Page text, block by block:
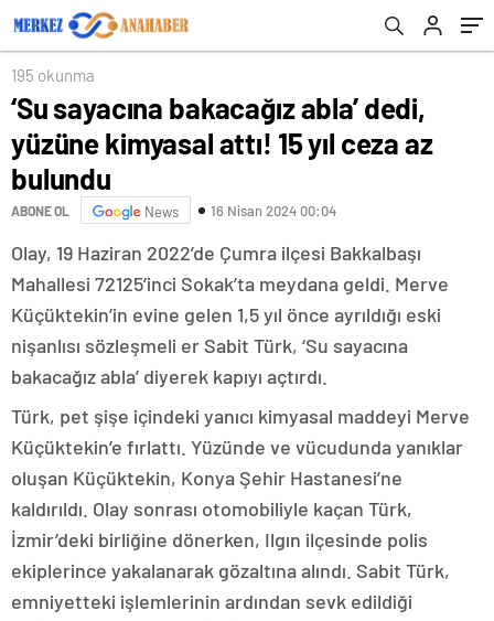
195 okunma
‘Su sayacına bakacağız abla’ dedi,
yüzüne kimyasal attı! 15 yıl ceza az
bulundu
ABONE OL News 16 Nisan 2024 00:04
Olay, 19 Haziran 2022’de Çumra ilçesi Bakkalbaşı
Mahallesi 72125’inci Sokak’ta meydana geldi. Merve
Küçüktekin’in evine gelen 1,5 yıl önce ayrıldığı eski
nişanlısı sözleşmeli er Sabit Türk, ‘Su sayacına
bakacağız abla’ diyerek kapıyı açtırdı.
Türk, pet şişe içindeki yanıcı kimyasal maddeyi Merve
Küçüktekin’e fırlattı. Yüzünde ve vücudunda yanıklar
oluşan Küçüktekin, Konya Şehir Hastanesi’ne
kaldırıldı. Olay sonrası otomobiliyle kaçan Türk,
İzmir’deki birliğine dönerken, Ilgın ilçesinde polis
ekiplerince yakalanarak gözaltına alındı. Sabit Türk,
emniyetteki işlemlerinin ardından sevk edildiği